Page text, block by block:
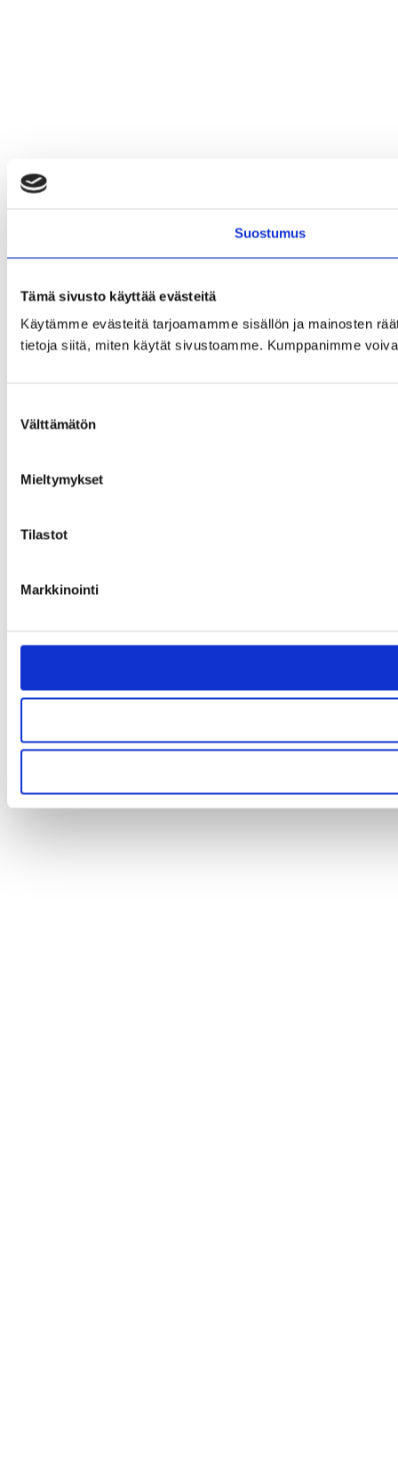
Suostumus
Tämä sivusto käyttää evästeitä
Käytämme evästeitä tarjoamamme sisällön ja mainosten
tietoja siitä, miten käytät sivustoamme. Kumppanimme
valinta
Välttämätön
Mieltymykset
Tilastot
Markkinointi